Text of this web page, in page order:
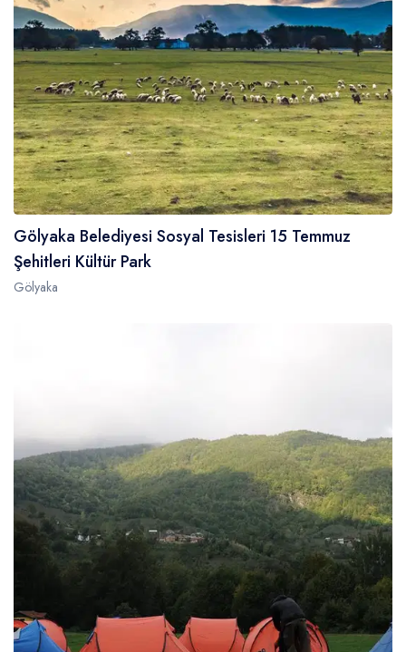
Gölyaka Belediyesi Sosyal Tesisleri 15 Temmuz
Şehitleri Kültür Park
Gölyaka